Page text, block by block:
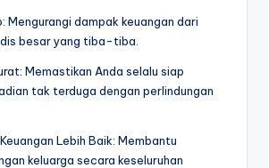
Mengurangi dampak keuangan dari
besar yang tiba-tiba.
Memastikan Anda selalu siap
tak terduga dengan perlindungan
Lebih Baik: Membantu
keluarga secara keseluruhan